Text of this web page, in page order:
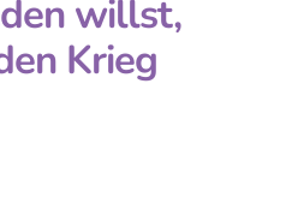
willst,
Krieg